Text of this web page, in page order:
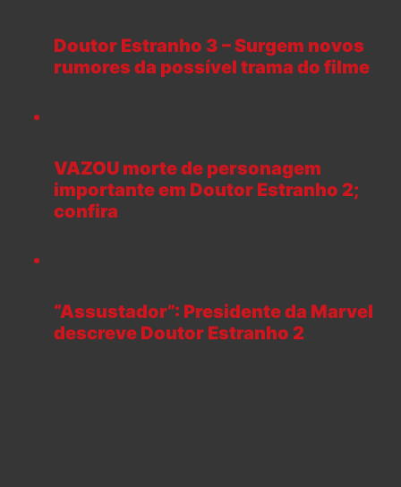
Doutor Estranho 3 – Surgem novos
rumores da possível trama do filme
VAZOU morte de personagem
importante em Doutor Estranho 2;
confira
“Assustador”: Presidente da Marvel
descreve Doutor Estranho 2